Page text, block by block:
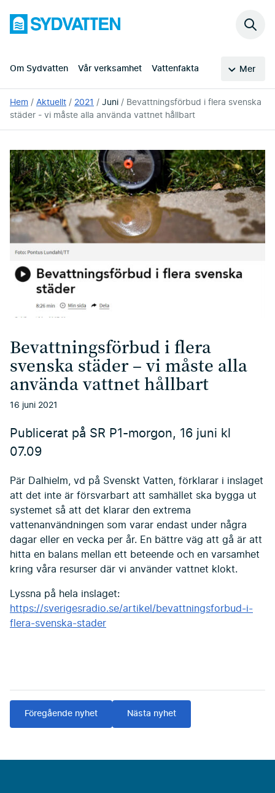
huvudinnehållet
Sydvatten
Om Sydvatten Vår verksamhet Vattenfakta Mer
Sök
Du
är
här:
Hem Aktuellt 2021 Juni
Bevattningsförbud i flera svenska
städer - vi måste alla använda vattnet hållbart
Bevattningsförbud i flera
svenska städer – vi måste alla
använda vattnet hållbart
16 juni 2021
Publicerat på SR P1-morgon, 16 juni kl
07.09
Pär Dalhielm, vd på Svenskt Vatten, förklarar i inslaget
att det inte är försvarbart att samhället ska bygga ut
systemet så att det klarar den extrema
vattenanvändningen som varar endast under några
dagar eller en vecka per år. En bättre väg att gå är att
hitta en balans mellan ett beteende och en varsamhet
kring våra resurser där vi använder vattnet klokt.
Lyssna på hela inslaget:
https://sverigesradio.se/artikel/bevattningsforbud-i-
flera-svenska-stader
Föregående nyhet Nästa nyhet